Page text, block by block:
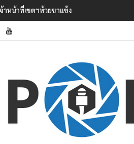
อง ไลง์’ เยือนไทย ขึงป้าย ‘ไม่